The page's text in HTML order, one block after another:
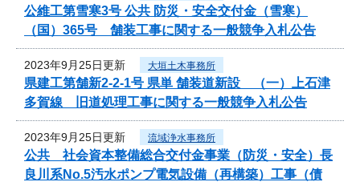
公維工第雪寒3号 公共 防災・安全交付金（雪寒）
（国）365号 舗装工事に関する一般競争入札公告
2023年9月25日更新 大垣土木事務所
県建工第舗新2-2-1号 県単 舗装道新設 （一）上石津
多賀線 旧道処理工事に関する一般競争入札公告
2023年9月25日更新 流域浄水事務所
公共 社会資本整備総合交付金事業（防災・安全）長
良川系No.5汚水ポンプ電気設備（再構築）工事（債